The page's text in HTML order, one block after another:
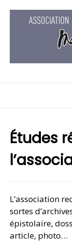
Études
L’association
sortes
épistolaire,
article, photo…